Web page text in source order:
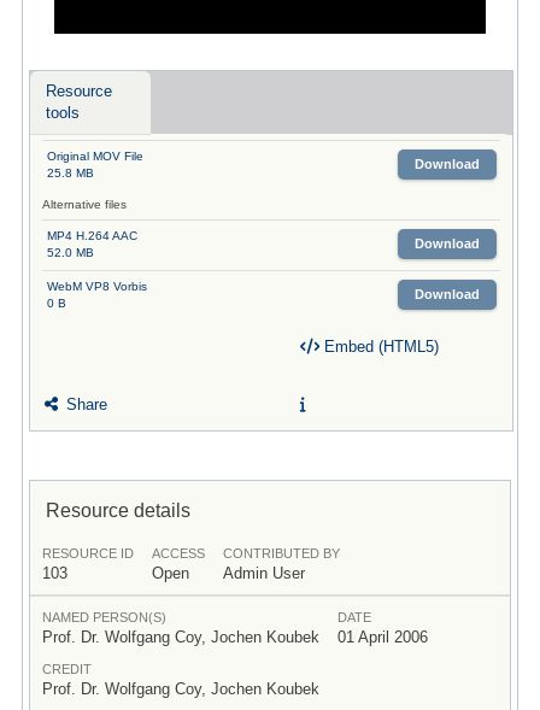
Resource
tools
Original MOV File
25.8 MB
Download
Alternative files
MP4 H.264 AAC
52.0 MB
Download
WebM VP8 Vorbis
0 B
Download
Share
Embed (HTML5)
Resource details
RESOURCE ID
103
ACCESS
Open
CONTRIBUTED BY
Admin User
NAMED PERSON(S)
Prof. Dr. Wolfgang Coy, Jochen Koubek
DATE
01 April 2006
CREDIT
Prof. Dr. Wolfgang Coy, Jochen Koubek